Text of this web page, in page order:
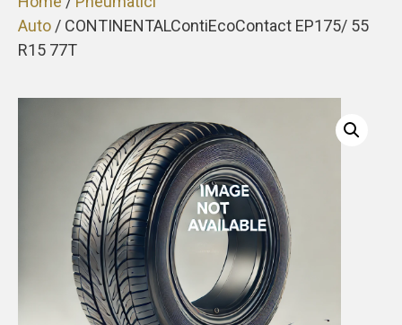
Auto / CONTINENTALContiEcoContact EP175/ 55
R15 77T